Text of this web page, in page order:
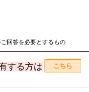
回答を必要とするもの
する方は こちら